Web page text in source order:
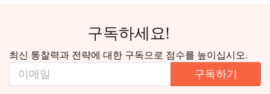
구독하세요!
최신 통찰력과 전략에 대한 구독으로 점수를 높이십시오.
구독하기